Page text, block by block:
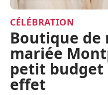
CÉLÉBRATION
Boutique de
mariée
petit budget
effet